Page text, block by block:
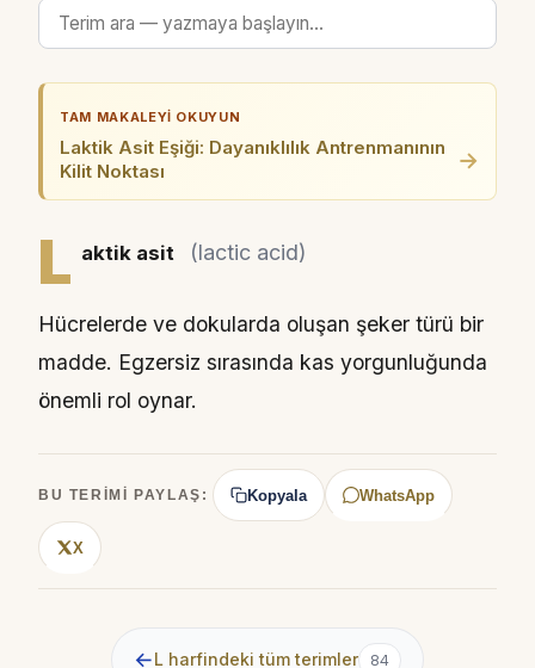
TAM MAKALEYI OKUYUN
Laktik Asit Eşiği: Dayanıklılık Antrenmanının
Kilit Noktası
→
L aktik asit (lactic acid)
Hücrelerde ve dokularda oluşan şeker türü bir
madde. Egzersiz sırasında kas yorgunluğunda
önemli rol oynar.
BU TERIMI PAYLAŞ: Kopyala WhatsApp
X
←L harfindeki tüm terimler 84